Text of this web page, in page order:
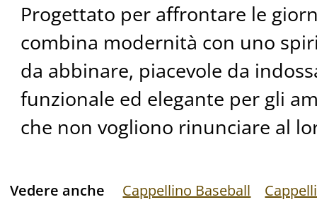
Progettato per affrontare le
combina modernità con uno
da abbinare, piacevole da
funzionale ed elegante per gli
che non vogliono rinunciare al
Vedere anche Cappellino Baseball